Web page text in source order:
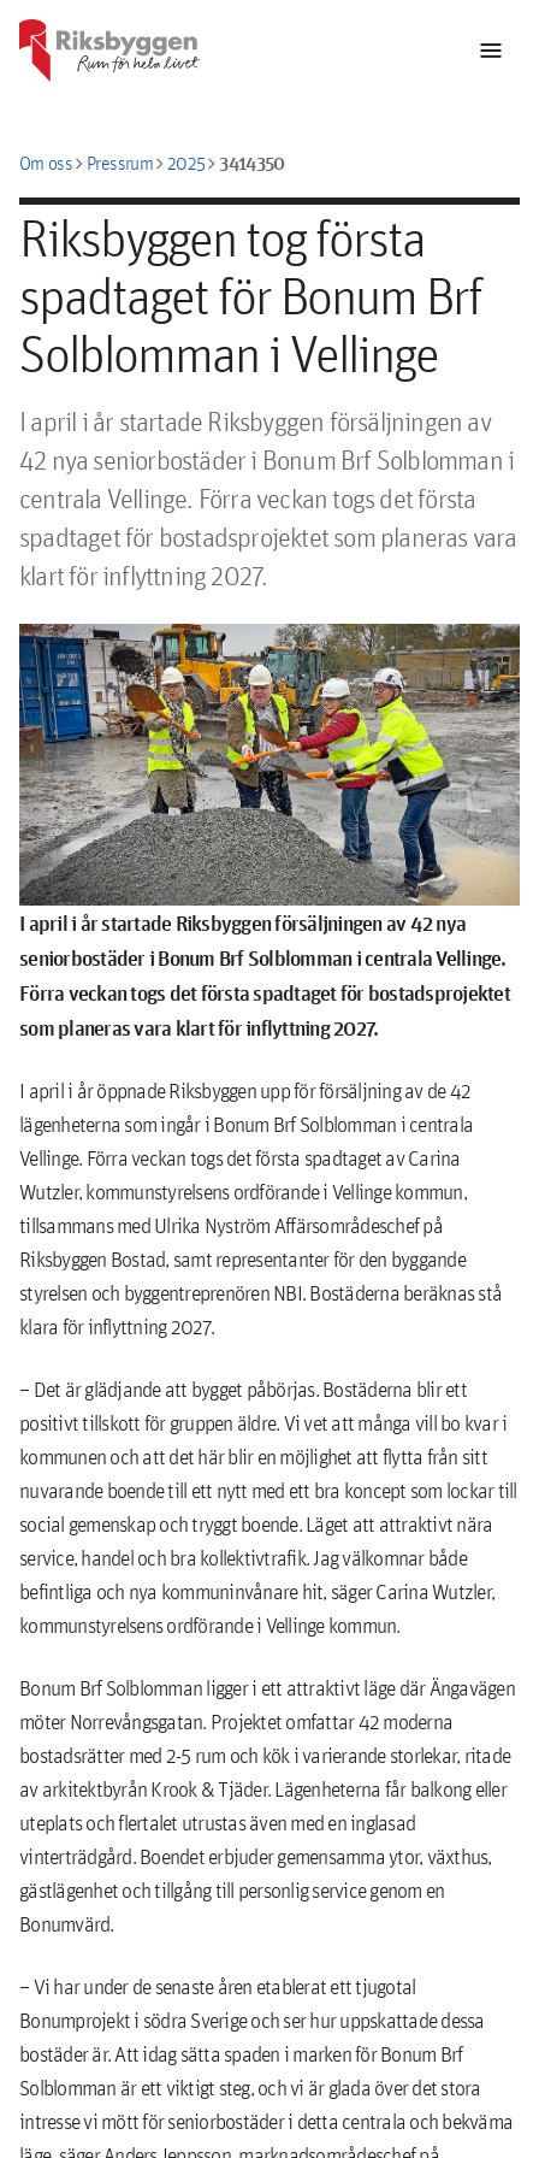
menu
Om osschevron_rightPressrumchevron_right2025chevron_right3414350
Riksbyggen tog första
spadtaget för Bonum Brf
Solblomman i Vellinge
I april i år startade Riksbyggen försäljningen av
42 nya seniorbostäder i Bonum Brf Solblomman i
centrala Vellinge. Förra veckan togs det första
spadtaget för bostadsprojektet som planeras vara
klart för inflyttning 2027.
I april i år startade Riksbyggen försäljningen av 42 nya
seniorbostäder i Bonum Brf Solblomman i centrala Vellinge.
Förra veckan togs det första spadtaget för bostadsprojektet
som planeras vara klart för inflyttning 2027.
I april i år öppnade Riksbyggen upp för försäljning av de 42
lägenheterna som ingår i Bonum Brf Solblomman i centrala
Vellinge. Förra veckan togs det första spadtaget av Carina
Wutzler, kommunstyrelsens ordförande i Vellinge kommun,
tillsammans med Ulrika Nyström Affärsområdeschef på
Riksbyggen Bostad, samt representanter för den byggande
styrelsen och byggentreprenören NBI. Bostäderna beräknas stå
klara för inflyttning 2027.
– Det är glädjande att bygget påbörjas. Bostäderna blir ett
positivt tillskott för gruppen äldre. Vi vet att många vill bo kvar i
kommunen och att det här blir en möjlighet att flytta från sitt
nuvarande boende till ett nytt med ett bra koncept som lockar till
social gemenskap och tryggt boende. Läget att attraktivt nära
service, handel och bra kollektivtrafik. Jag välkomnar både
befintliga och nya kommuninvånare hit, säger Carina Wutzler,
kommunstyrelsens ordförande i Vellinge kommun.
Bonum Brf Solblomman ligger i ett attraktivt läge där Ängavägen
möter Norrevångsgatan. Projektet omfattar 42 moderna
bostadsrätter med 2-5 rum och kök i varierande storlekar, ritade
av arkitektbyrån Krook & Tjäder. Lägenheterna får balkong eller
uteplats och flertalet utrustas även med en inglasad
vinterträdgård. Boendet erbjuder gemensamma ytor, växthus,
gästlägenhet och tillgång till personlig service genom en
Bonumvärd.
– Vi har under de senaste åren etablerat ett tjugotal
Bonumprojekt i södra Sverige och ser hur uppskattade dessa
bostäder är. Att idag sätta spaden i marken för Bonum Brf
Solblomman är ett viktigt steg, och vi är glada över det stora
intresse vi mött för seniorbostäder i detta centrala och bekväma